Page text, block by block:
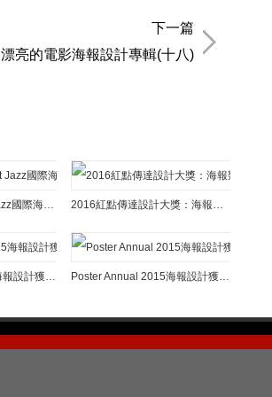
下一篇
漂亮的電影海報設計專輯(十八)
2019波蘭We Want Jazz國際海報大賽獲獎作品欣賞 2016紅點傳達設計大獎：海報類獲獎作品欣賞
Poster Annual 2015海報設計獲獎作品欣賞(二) Poster Annual 2015海報設計獲獎作品欣賞